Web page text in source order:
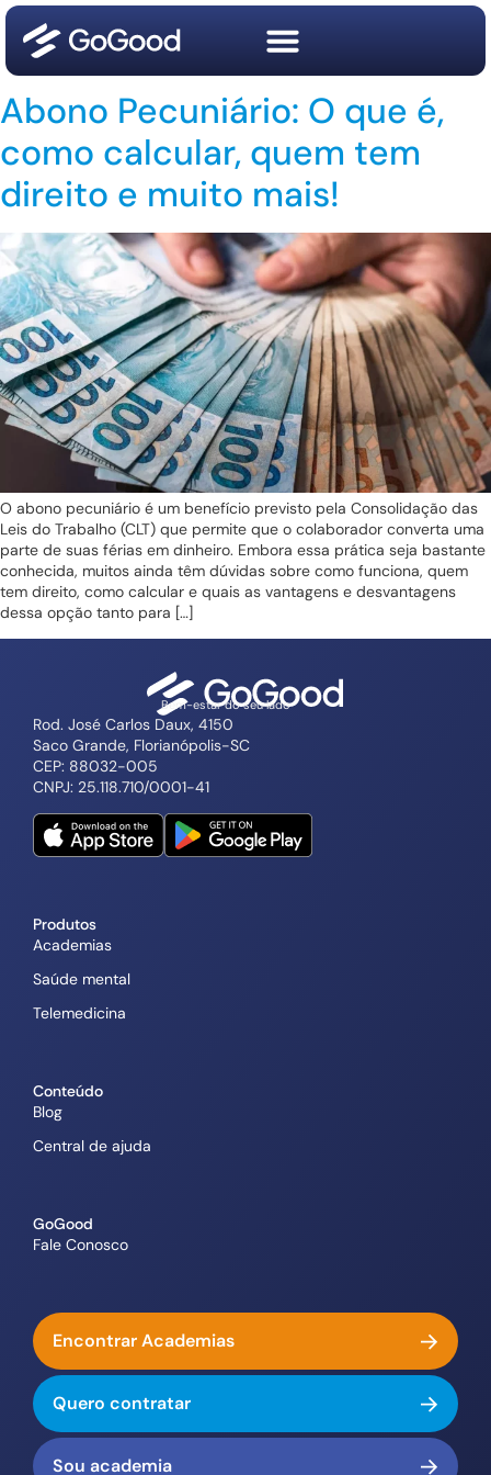
Abono Pecuniário: O que é,
como calcular, quem tem
direito e muito mais!
O abono pecuniário é um benefício previsto pela Consolidação das
Leis do Trabalho (CLT) que permite que o colaborador converta uma
parte de suas férias em dinheiro. Embora essa prática seja bastante
conhecida, muitos ainda têm dúvidas sobre como funciona, quem
tem direito, como calcular e quais as vantagens e desvantagens
dessa opção tanto para […]
Bem-estar do seu lado
Rod. José Carlos Daux, 4150
Saco Grande, Florianópolis-SC
CEP: 88032-005
CNPJ: 25.118.710/0001-41
Produtos
Academias
Saúde mental
Telemedicina
Conteúdo
Blog
Central de ajuda
GoGood
Fale Conosco
Encontrar Academias
Quero contratar
Sou academia